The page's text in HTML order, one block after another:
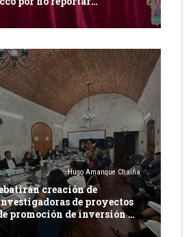
Hugo Amanque Chaiña
creación de
de proyectos
promoción de inversión y